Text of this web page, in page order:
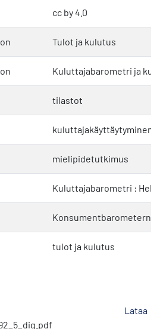
cc by 4.0
Tulot ja kulutus
Kuluttajabarometri ja
tilastot
kuluttajakäyttäytyminen
mielipidetutkimus
Kuluttajabarometri :
Konsumentbarometern :
tulot ja kulutus
Lataa